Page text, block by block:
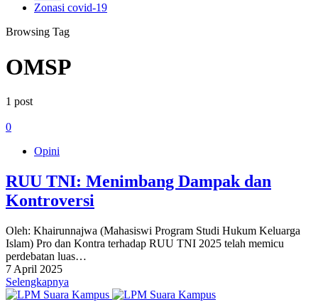
Zonasi covid-19
Browsing Tag
OMSP
1 post
0
Opini
RUU TNI: Menimbang Dampak dan
Kontroversi
Oleh: Khairunnajwa (Mahasiswi Program Studi Hukum Keluarga
Islam) Pro dan Kontra terhadap RUU TNI 2025 telah memicu
perdebatan luas…
7 April 2025
Selengkapnya